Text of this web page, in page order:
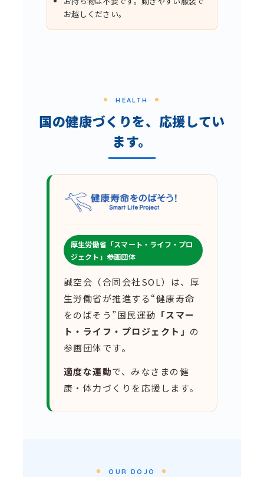
お越しください。
HEALTH
国の健康づくりを、応援してい
ます。
厚生労働省「スマート・ライフ・プロ
ジェクト」参画団体
誠空会（合同会社SOL）は、厚
生労働省が推進する“健康寿命
をのばそう”国民運動 「スマー
ト・ライフ・プロジェクト」 の
参画団体です。
適度な運動で、みなさまの健
康・体力づくりを応援します。
OUR DOJO